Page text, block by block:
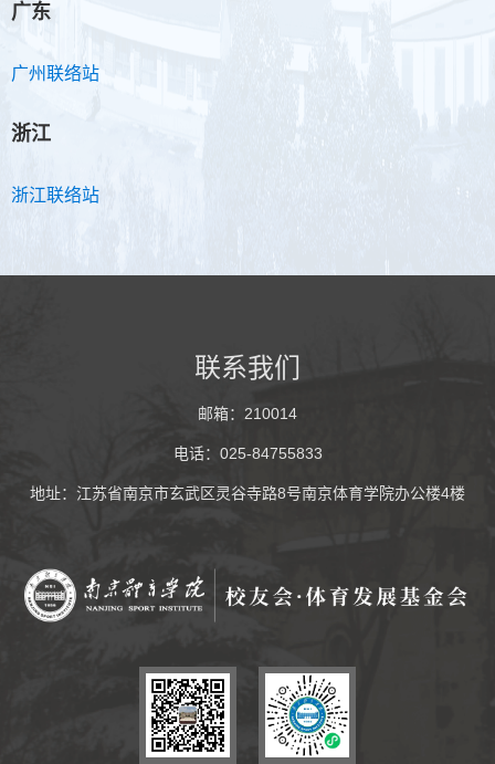
广东
广州联络站
浙江
浙江联络站
联系我们
邮箱：210014
电话：025-84755833
地址：江苏省南京市玄武区灵谷寺路8号南京体育学院办公楼4楼